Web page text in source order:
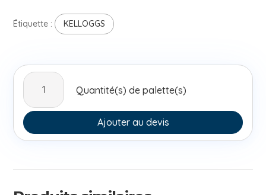
Étiquette : KELLOGGS
quantité
Kelloggs
All-
Bran
&
Quantité(s) de palette(s)
Ajouter au devis